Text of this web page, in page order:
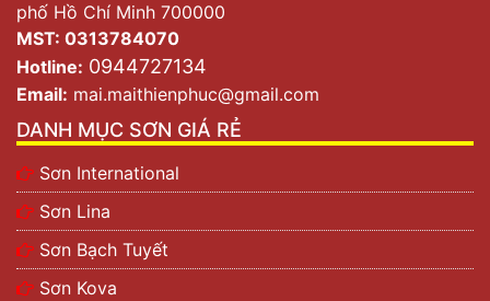
phố Hồ Chí Minh 700000
MST: 0313784070
Hotline: 0944727134
Email: mai.maithienphuc@gmail.com
DANH MỤC SƠN GIÁ RẺ
Sơn International
Sơn Lina
Sơn Bạch Tuyết
Sơn Kova